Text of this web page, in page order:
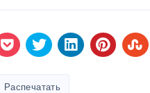
Распечатать